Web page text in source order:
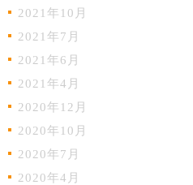
2021年10月
2021年7月
2021年6月
2021年4月
2020年12月
2020年10月
2020年7月
2020年4月